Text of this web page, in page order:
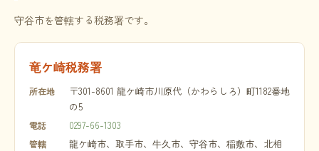
守谷市を管轄する税務署です。
竜ケ崎税務署
所在地
〒301-8601 龍ケ崎市川原代（かわらしろ）町1182番地
の5
電話 0297-66-1303
管轄
龍ケ崎市、取手市、牛久市、守谷市、稲敷市、北相